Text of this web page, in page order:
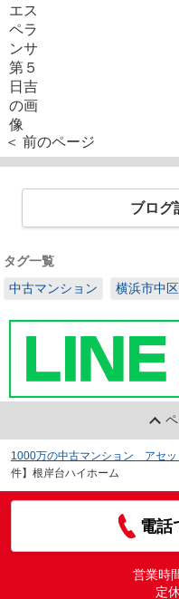
＜ 前のページ
ブログ
タグ一覧
中古マンション
横浜市中区
1000万の中古マンション アセッ
件】根岸台ハイホーム
電話
営業時
定